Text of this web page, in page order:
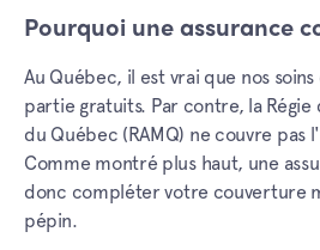
Pourquoi une assurance
Au Québec, il est vrai que nos
partie gratuits. Par contre, la Régie
du Québec (RAMQ) ne couvre pas
Comme montré plus haut, une
donc compléter votre couverture
pépin.